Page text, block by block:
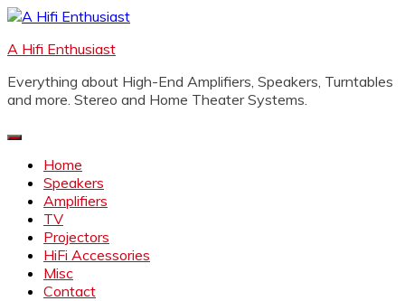
Skip
content
A Hifi Enthusiast
Everything about High-End Amplifiers, Speakers, Turntables
and more. Stereo and Home Theater Systems.
Home
Speakers
Amplifiers
TV
Projectors
HiFi Accessories
Misc
Contact